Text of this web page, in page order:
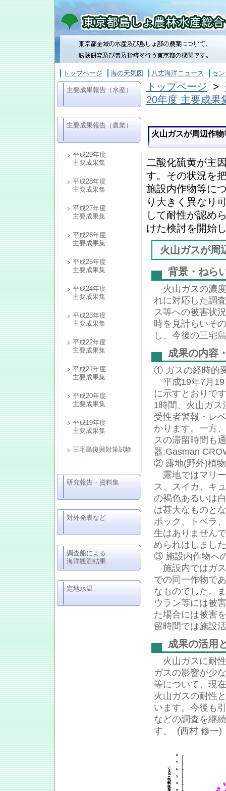
トップページ 海の天気図 八丈海洋ニュース セ
主要成果報告（水産）
主要成果報告（農業）
平成29年度
主要成果集
平成28年度
主要成果集
平成27年度
主要成果集
平成26年度
主要成果集
平成25年度
主要成果集
平成24年度
主要成果集
平成23年度
主要成果集
平成22年度
主要成果集
平成21年度
主要成果集
平成20年度
主要成果集
平成19年度
主要成果集
三宅島復興対策試験
研究報告・資料集
対外発表など
調査船による
海洋観測結果
定地水温
トップページ >
20年度 主要成果
火山ガスが周辺作
二酸化硫黄が主
す。その状況を
施設内作物等に
り大きく異なり
して耐性が認め
けた検討を開始
火山ガスが周
背景・ねら
火山ガスの濃
れに対応した調
ス等への被害状
時を見計らいそ
し、今後の三宅
成果の内容
① ガスの経時的
平成19年7月19
に示すとおりで
1時間、火山ガ
受性者警報・レ
かります。一方
スの滞留時間
器:Gasman
② 露地(野外)植
露地ではマリ
ス、スイカ、キ
の褐色あるいは
は甚大なものと
ポック、トベラ
生はありません
められはしまし
③ 施設内作物へ
施設内ではガ
での同一作物で
なものでした。
ウラン等には被
た場合には被害
留時間では施設
成果の活用
火山ガスに耐
ガスの影響が少
等について、現
火山ガスの耐性
います。今後も
などの調査を継
す。 (西村 修一)